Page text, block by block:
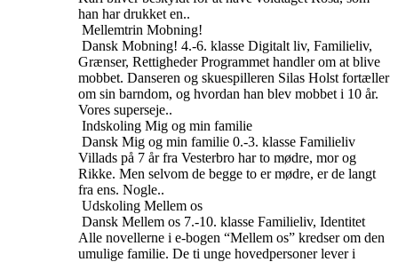
han har drukket en..
Mellemtrin Mobning!
Dansk Mobning! 4.-6. klasse Digitalt liv, Familieliv,
Grænser, Rettigheder Programmet handler om at blive
mobbet. Danseren og skuespilleren Silas Holst fortæller
om sin barndom, og hvordan han blev mobbet i 10 år.
Vores superseje..
Indskoling Mig og min familie
Dansk Mig og min familie 0.-3. klasse Familieliv
Villads på 7 år fra Vesterbro har to mødre, mor og
Rikke. Men selvom de begge to er mødre, er de langt
fra ens. Nogle..
Udskoling Mellem os
Dansk Mellem os 7.-10. klasse Familieliv, Identitet
Alle novellerne i e-bogen “Mellem os” kredser om den
umulige familie. De ti unge hovedpersoner lever i